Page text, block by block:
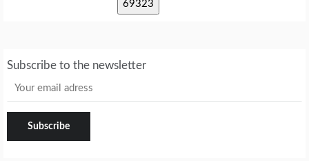
Subscribe to the newsletter